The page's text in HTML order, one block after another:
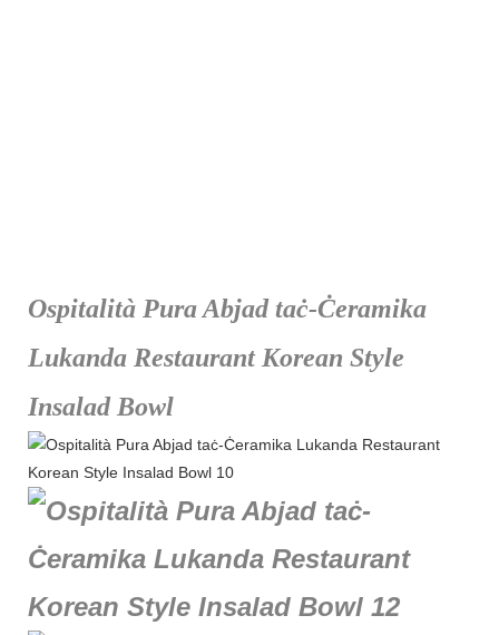
Ospitalità Pura Abjad taċ-Ċeramika
Lukanda Restaurant Korean Style
Insalad Bowl